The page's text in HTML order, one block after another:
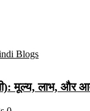
मूल्य, लाभ,